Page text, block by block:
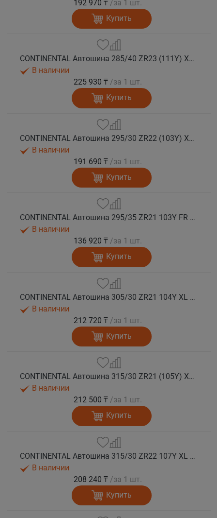
192 970 ₸ /за 1 шт.
Купить
CONTINENTAL Автошина 285/40 ZR23 (111Y) XL FR SportContact 7 лето
В наличии
225 930 ₸ /за 1 шт.
Купить
CONTINENTAL Автошина 295/30 ZR22 (103Y) XL FR SportContact 7 лето
В наличии
191 690 ₸ /за 1 шт.
Купить
CONTINENTAL Автошина 295/35 ZR21 103Y FR SportContact 7 MGT лето
В наличии
136 920 ₸ /за 1 шт.
Купить
CONTINENTAL Автошина 305/30 ZR21 104Y XL FR SportContact 7 лето
В наличии
212 720 ₸ /за 1 шт.
Купить
CONTINENTAL Автошина 315/30 ZR21 (105Y) XL FR SportContact 7 MO1 лето
В наличии
212 500 ₸ /за 1 шт.
Купить
CONTINENTAL Автошина 315/30 ZR22 107Y XL FR SportContact 7 лето
В наличии
208 240 ₸ /за 1 шт.
Купить